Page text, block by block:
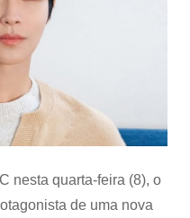
para
atuar
em
nova
comédia
romântica
nesta quarta-feira (8), o
de uma nova